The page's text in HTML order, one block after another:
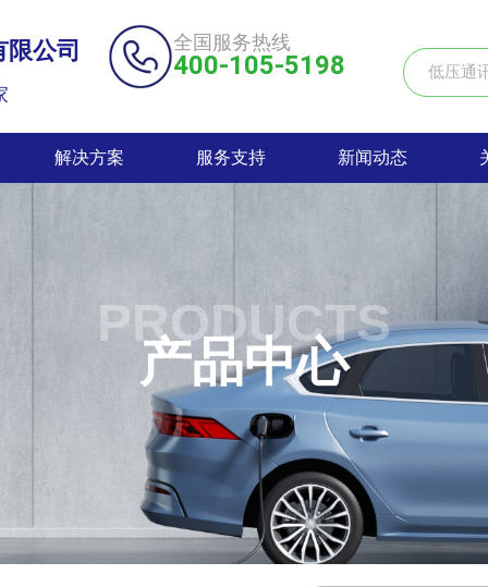
公司 全国服务热线
400-105-5198
解决方案 服务支持 新闻动态
产品中心
PRODUCTS